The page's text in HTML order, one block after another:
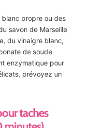
propre ou des
savon de Marseille
du vinaigre blanc,
de soude
enzymatique pour
prévoyez un
taches